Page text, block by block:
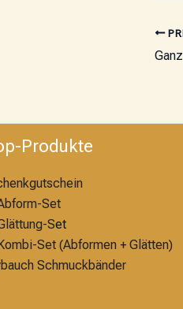
Produkte
Set
Set
Set (Abformen + Glätten)
Schmuckbänder